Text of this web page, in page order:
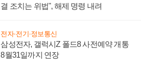
결 조치는 위법", 해제 명령 내려
전자·전기·정보통신
삼성전자, 갤럭시Z 폴드8 사전예약 개통
8월31일까지 연장